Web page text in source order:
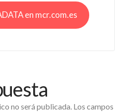
en mcr.com.es
no será publicada. Los campos